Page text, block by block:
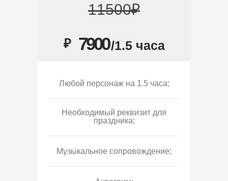
11500₽
₽ 7900/1.5 часа
Любой персонаж на 1.5 часа;
Необходимый реквизит для
праздника;
Музыкальное сопровождение;